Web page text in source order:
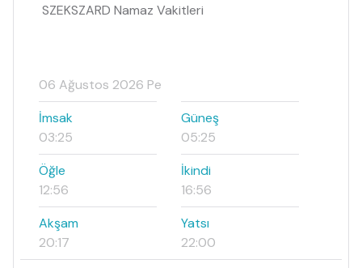
SZEKSZARD Namaz Vakitleri
06 Ağustos 2026 Pe
İmsak
03:25
Güneş
05:25
Öğle
12:56
İkindi
16:56
Akşam
20:17
Yatsı
22:00